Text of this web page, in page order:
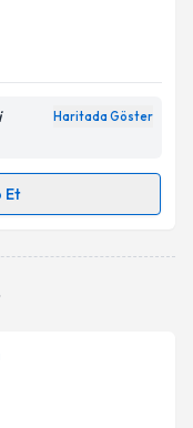
Haritada Göster
Et
almanız için bir